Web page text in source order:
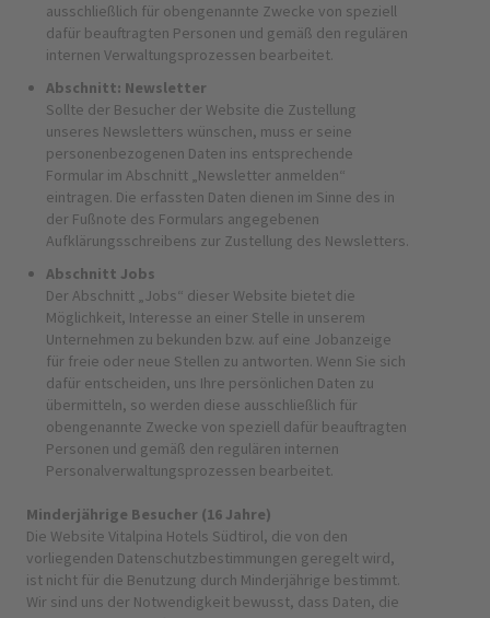
ausschließlich für obengenannte Zwecke von speziell
dafür beauftragten Personen und gemäß den regulären
internen Verwaltungsprozessen bearbeitet.
Abschnitt: Newsletter
Sollte der Besucher der Website die Zustellung
unseres Newsletters wünschen, muss er seine
personenbezogenen Daten ins entsprechende
Formular im Abschnitt „Newsletter anmelden“
eintragen. Die erfassten Daten dienen im Sinne des in
der Fußnote des Formulars angegebenen
Aufklärungsschreibens zur Zustellung des Newsletters.
Abschnitt Jobs
Der Abschnitt „Jobs“ dieser Website bietet die
Möglichkeit, Interesse an einer Stelle in unserem
Unternehmen zu bekunden bzw. auf eine Jobanzeige
für freie oder neue Stellen zu antworten. Wenn Sie sich
dafür entscheiden, uns Ihre persönlichen Daten zu
übermitteln, so werden diese ausschließlich für
obengenannte Zwecke von speziell dafür beauftragten
Personen und gemäß den regulären internen
Personalverwaltungsprozessen bearbeitet.
Minderjährige Besucher (16 Jahre)
Die Website Vitalpina Hotels Südtirol, die von den
vorliegenden Datenschutzbestimmungen geregelt wird,
ist nicht für die Benutzung durch Minderjährige bestimmt.
Wir sind uns der Notwendigkeit bewusst, dass Daten, die